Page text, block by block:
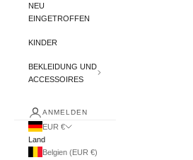
NEU
EINGETROFFEN
KINDER
BEKLEIDUNG UND
ACCESSOIRES
ANMELDEN
EUR €
Land
Belgien (EUR €)